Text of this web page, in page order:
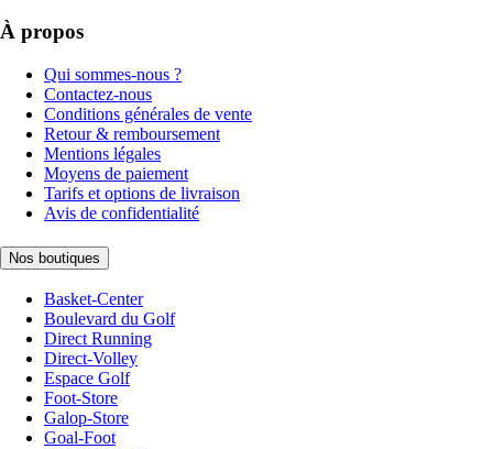
À propos
Qui sommes-nous ?
Contactez-nous
Conditions générales de vente
Retour & remboursement
Mentions légales
Moyens de paiement
Tarifs et options de livraison
Avis de confidentialité
Nos boutiques
Basket-Center
Boulevard du Golf
Direct Running
Direct-Volley
Espace Golf
Foot-Store
Galop-Store
Goal-Foot